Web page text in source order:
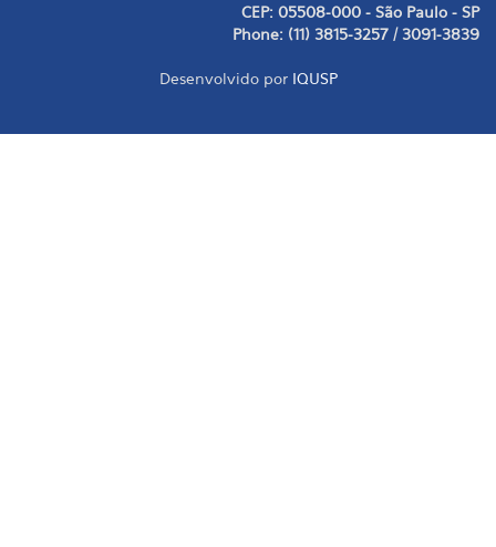
CEP: 05508-000 - São Paulo - SP
Phone: (11) 3815-3257 / 3091-3839
Desenvolvido por IQUSP